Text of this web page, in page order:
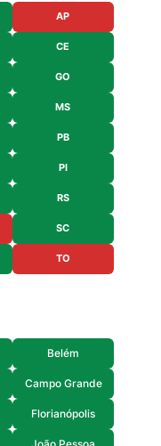
AP
CE
GO
MS
PB
PI
RS
SC
TO
Belém
Campo Grande
Florianópolis